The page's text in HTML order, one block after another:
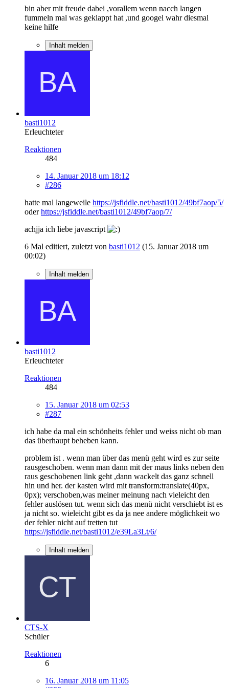
bin aber mit freude dabei ,vorallem wenn nacch langen
fummeln mal was geklappt hat ,und googel wahr diesmal
keine hilfe
Inhalt melden
basti1012
Erleuchteter
Reaktionen
484
14. Januar 2018 um 18:12
#286
hatte mal langeweile https://jsfiddle.net/basti1012/49bf7aop/5/
oderhttps://jsfiddle.net/basti1012/49bf7aop/7/
achjja ich liebe javascript
6 Mal editiert, zuletzt von basti1012 (15. Januar 2018 um
00:02)
Inhalt melden
basti1012
Erleuchteter
Reaktionen
484
15. Januar 2018 um 02:53
#287
ich habe da mal ein schönheits fehler und weiss nicht ob man
das überhaupt beheben kann.
problem ist . wenn man über das menü geht wird es zur seite
rausgeschoben. wenn man dann mit der maus links neben den
raus geschobenen link geht ,dann wackelt das ganz schnell
hin und her. der kasten wird mit transform:translate(40px,
0px); verschoben,was meiner meinung nach vieleicht den
fehler auslösen tut. wenn sich das menü nicht verschiebt ist es
ja nicht so. wieleicht gibt es da ja nee andere möglichkeit wo
der fehler nicht auf tretten tut
https://jsfiddle.net/basti1012/e39La3Lt/6/
Inhalt melden
CTS-X
Schüler
Reaktionen
6
16. Januar 2018 um 11:05